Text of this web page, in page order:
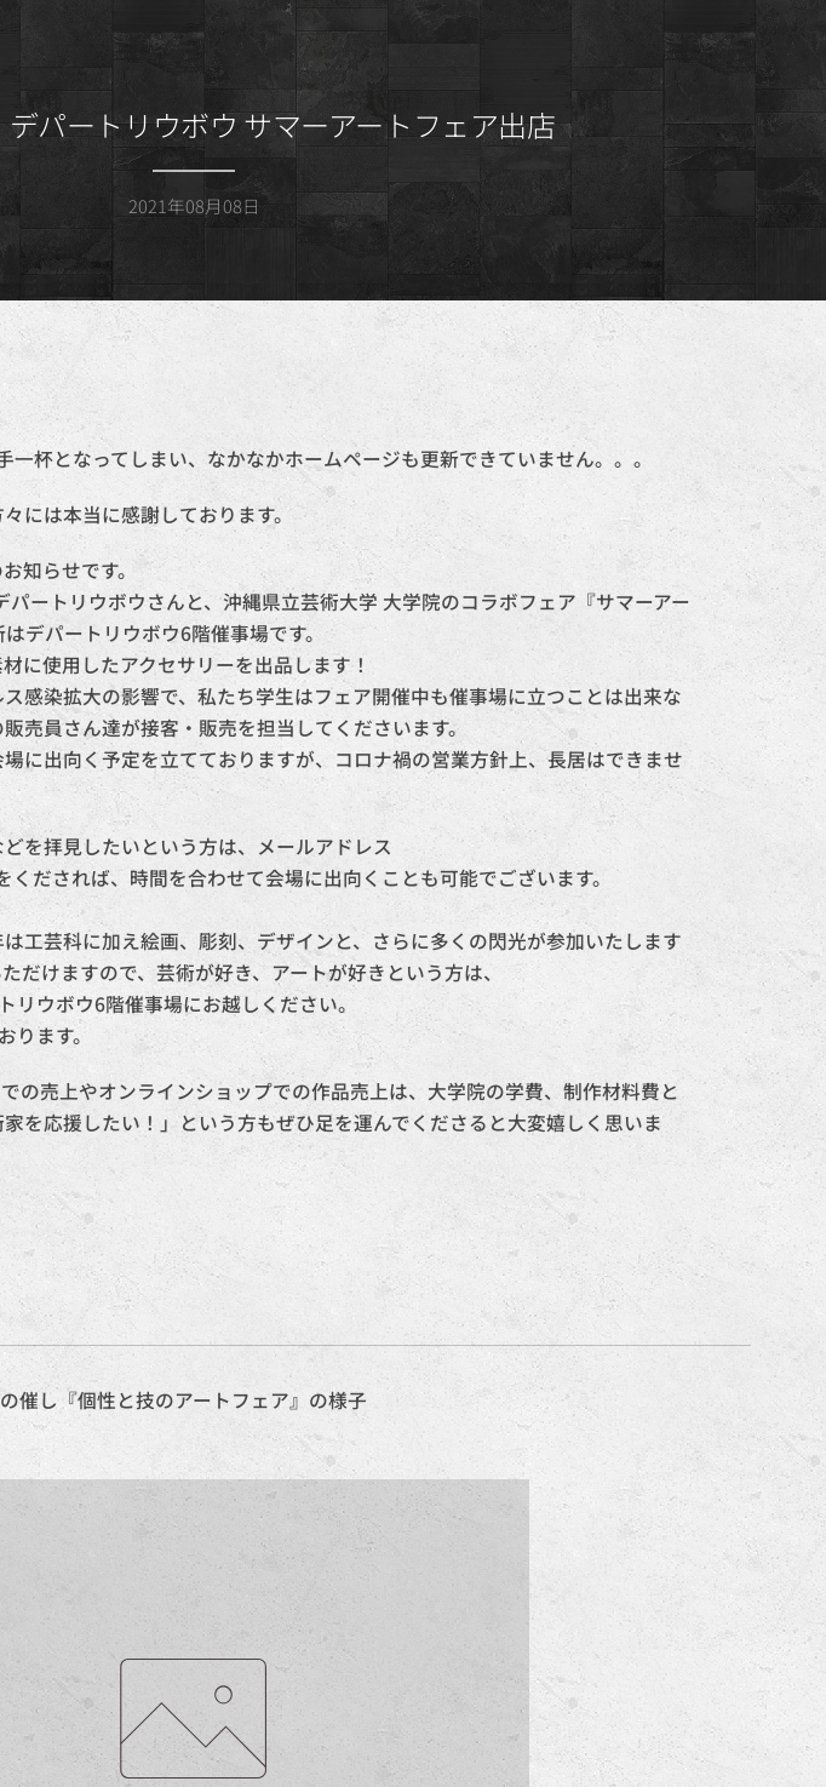
パートリウボウ サマーアートフェア出店
2021年08月08日
杯となってしまい、なかなかホームページも更新できていません。。。
には本当に感謝しております。
知らせです。
ートリウボウさんと、沖縄県立芸術大学 大学院のコラボフェア『サマーアー
デパートリウボウ6階催事場です。
使用したアクセサリーを出品します！
感染拡大の影響で、私たち学生はフェア開催中も催事場に立つことは出来な
売員さん達が接客・販売を担当してくださいます。
に出向く予定を立てておりますが、コロナ禍の営業方針上、長居はできませ
を拝見したいという方は、メールアドレス
だされば、時間を合わせて会場に出向くことも可能でございます。
工芸科に加え絵画、彫刻、デザインと、さらに多くの閃光が参加いたします
だけますので、芸術が好き、アートが好きという方は、
ウボウ6階催事場にお越しください。
ます。
の売上やオンラインショップでの作品売上は、大学院の学費、制作材料費と
を応援したい！」という方もぜひ足を運んでくださると大変嬉しく思いま
催し『個性と技のアートフェア』の様子